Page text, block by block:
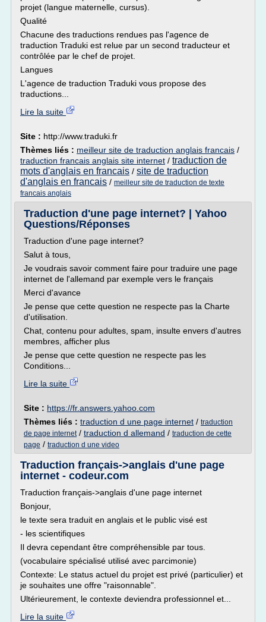
projet (langue maternelle, cursus).
Qualité
Chacune des traductions rendues pas l'agence de
traduction Traduki est relue par un second traducteur et
contrôlée par le chef de projet.
Langues
L'agence de traduction Traduki vous propose des
traductions...
Lire la suite
Site : http://www.traduki.fr
Thèmes liés : meilleur site de traduction anglais francais /
traduction francais anglais site internet / traduction de
mots d'anglais en francais / site de traduction
d'anglais en francais / meilleur site de traduction de texte
francais anglais
Traduction d'une page internet? | Yahoo
Questions/Réponses
Traduction d'une page internet?
Salut à tous,
Je voudrais savoir comment faire pour traduire une page
internet de l'allemand par exemple vers le français
Merci d'avance
Je pense que cette question ne respecte pas la Charte
d'utilisation.
Chat, contenu pour adultes, spam, insulte envers d'autres
membres, afficher plus
Je pense que cette question ne respecte pas les
Conditions...
Lire la suite
Site : https://fr.answers.yahoo.com
Thèmes liés : traduction d une page internet / traduction
de page internet/ traduction d allemand / traduction de cette
page / traduction d une video
Traduction français->anglais d'une page
internet - codeur.com
Traduction français->anglais d'une page internet
Bonjour,
le texte sera traduit en anglais et le public visé est
- les scientifiques
Il devra cependant être compréhensible par tous.
(vocabulaire spécialisé utilisé avec parcimonie)
Contexte: Le status actuel du projet est privé (particulier) et
je souhaites une offre "raisonnable".
Ultérieurement, le contexte deviendra professionnel et...
Lire la suite